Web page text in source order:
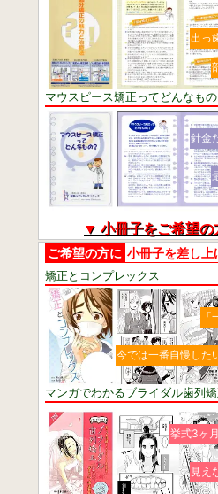
出っ
マウスピース矯正ってどんなもの
針金
▼ 小冊子をご希望の
ご希望の方に 小冊子を差し上
矯正とコンプレックス
今では一番自慢した
マンガでわかるブライダル歯列
挙式3ヶ
見え